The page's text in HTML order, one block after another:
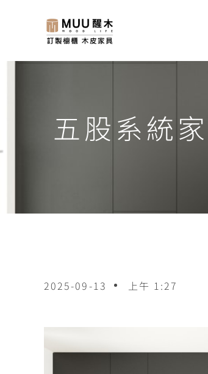
五股系統
2025-09-13 上午 1:27